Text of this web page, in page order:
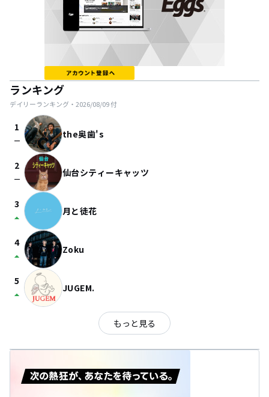
ランキング
デイリーランキング・ 2026/08/09付
1
check_indeterminate_small the奥歯's
2
check_indeterminate_small 仙台シティーキャッツ
3
arrow_drop_up 月と徒花
4
arrow_drop_up Zoku
5
arrow_drop_up JUGEM.
もっと見る